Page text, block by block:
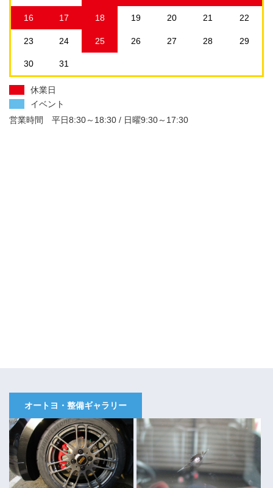
16 17 18 19 20 21 22
23 24 25 26 27 28 29
30 31
休業日
イベント
オートヨ・整備ギャラリー